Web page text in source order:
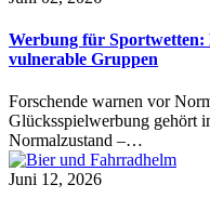
Werbung für Sportwetten:
vulnerable Gruppen
Forschende warnen vor
Glücksspielwerbung gehört
Normalzustand –…
Juni 12, 2026